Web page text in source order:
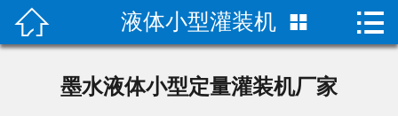
 首页
 液体小型灌装机  
墨水液体小型定量灌装机厂家